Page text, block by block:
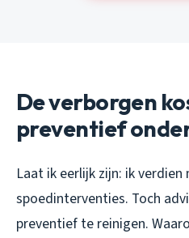
De verborgen
preventief
Laat ik eerlijk zijn: ik
spoedinterventies. Toch
preventief te reinigen.